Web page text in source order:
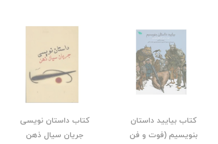
کتاب بیایید داستان
بنویسیم (فوت و فن
کتاب داستان نویسی
جریان سیال ذهن